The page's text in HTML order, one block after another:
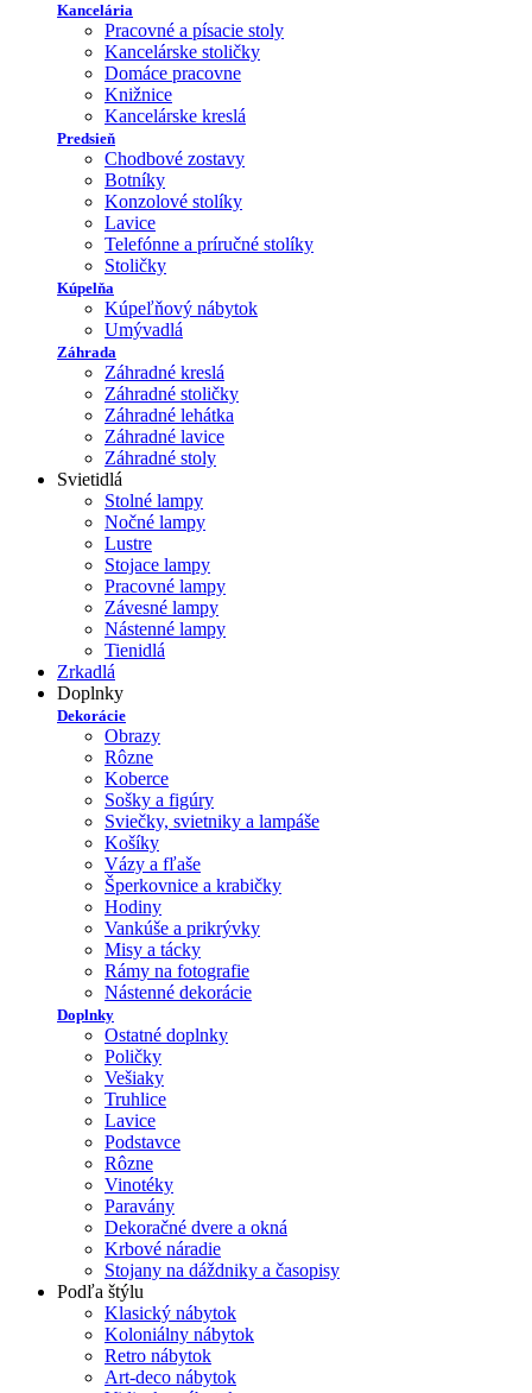
Kancelária
Pracovné a písacie stoly
Kancelárske stoličky
Domáce pracovne
Knižnice
Kancelárske kreslá
Predsieň
Chodbové zostavy
Botníky
Konzolové stolíky
Lavice
Telefónne a príručné stolíky
Stoličky
Kúpelňa
Kúpeľňový nábytok
Umývadlá
Záhrada
Záhradné kreslá
Záhradné stoličky
Záhradné lehátka
Záhradné lavice
Záhradné stoly
Svietidlá
Stolné lampy
Nočné lampy
Lustre
Stojace lampy
Pracovné lampy
Závesné lampy
Nástenné lampy
Tienidlá
Zrkadlá
Doplnky
Dekorácie
Obrazy
Rôzne
Koberce
Sošky a figúry
Sviečky, svietniky a lampáše
Košíky
Vázy a fľaše
Šperkovnice a krabičky
Hodiny
Vankúše a prikrývky
Misy a tácky
Rámy na fotografie
Nástenné dekorácie
Doplnky
Ostatné doplnky
Poličky
Vešiaky
Truhlice
Lavice
Podstavce
Rôzne
Vinotéky
Paravány
Dekoračné dvere a okná
Krbové náradie
Stojany na dáždniky a časopisy
Podľa štýlu
Klasický nábytok
Koloniálny nábytok
Retro nábytok
Art-deco nábytok